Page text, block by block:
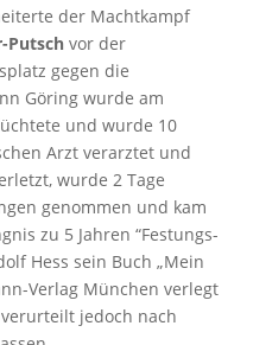
der Machtkampf
Putschvor der
gegen die
Göring wurde am
und wurde 10
Arzt verarztet und
wurde 2 Tage
genommen und kam
zu 5 Jahren “Festungs-
Hess sein Buch „Mein
Verlag München verlegt
jedoch nach